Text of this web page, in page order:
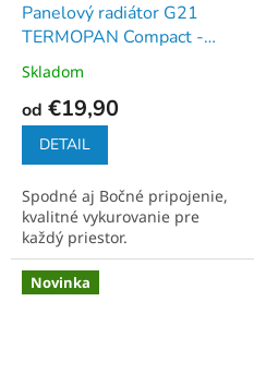
Panelový radiátor G21
TERMOPAN Compact -
PKP
Skladom
od €19,90
DETAIL
Spodné aj Bočné pripojenie,
kvalitné vykurovanie pre
každý priestor.
Novinka